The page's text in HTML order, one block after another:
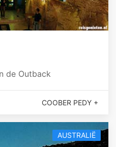
de Outback
COOBER PEDY +
AUSTRALIË